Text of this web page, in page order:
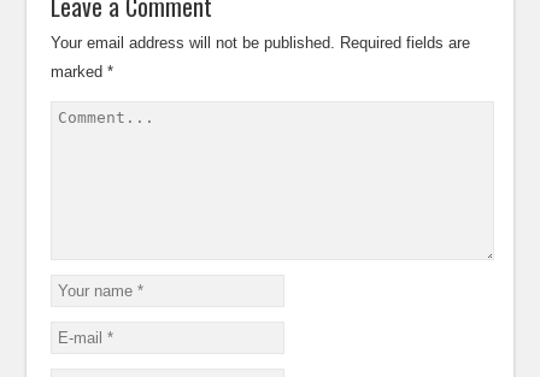
Your email address will not be published. Required fields are
marked*